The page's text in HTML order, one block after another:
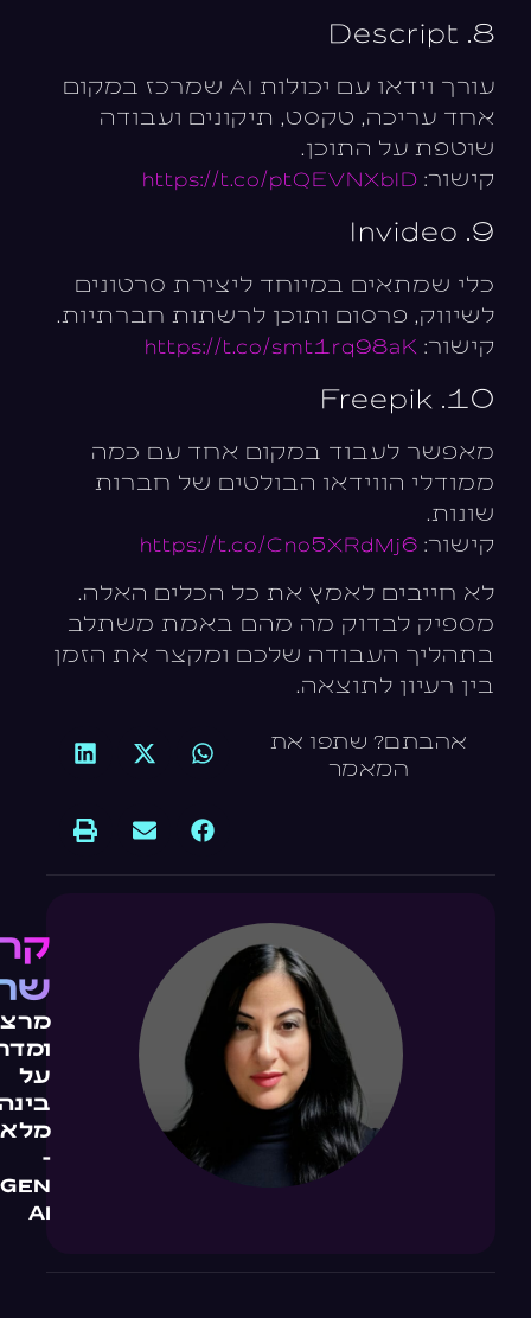
8. Descript
עורך וידאו עם יכולות AI שמרכז במקום
אחד עריכה, טקסט, תיקונים ועבודה
שוטפת על התוכן.
קישור: https://t.co/ptQEVNXblD
9. Invideo
כלי שמתאים במיוחד ליצירת סרטונים
לשיווק, פרסום ותוכן לרשתות חברתיות.
קישור: https://t.co/smt1rq98aK
10. Freepik
מאפשר לעבוד במקום אחד עם כמה
ממודלי הווידאו הבולטים של חברות
שונות.
קישור: https://t.co/Cno5XRdMj6
לא חייבים לאמץ את כל הכלים האלה.
מספיק לבדוק מה מהם באמת משתלב
בתהליך העבודה שלכם ומקצר את הזמן
בין רעיון לתוצאה.
אהבתם? שתפו את
המאמר
על
-
GEN
AI